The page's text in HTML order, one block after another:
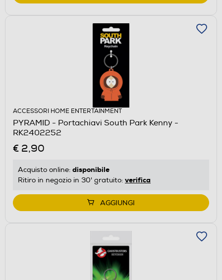
ACCESSORI HOME ENTERTAINMENT
PYRAMID - Portachiavi South Park Kenny -
RK2402252
€ 2,90
Acquisto online: disponibile
Ritiro in negozio in 30' gratuito: verifica
AGGIUNGI